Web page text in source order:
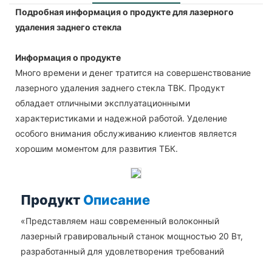
Подробная информация о продукте для лазерного
удаления заднего стекла
Информация о продукте
Много времени и денег тратится на совершенствование
лазерного удаления заднего стекла TBK. Продукт
обладает отличными эксплуатационными
характеристиками и надежной работой. Уделение
особого внимания обслуживанию клиентов является
хорошим моментом для развития ТБК.
Продукт Описание
«Представляем наш современный волоконный
лазерный гравировальный станок мощностью 20 Вт,
разработанный для удовлетворения требований